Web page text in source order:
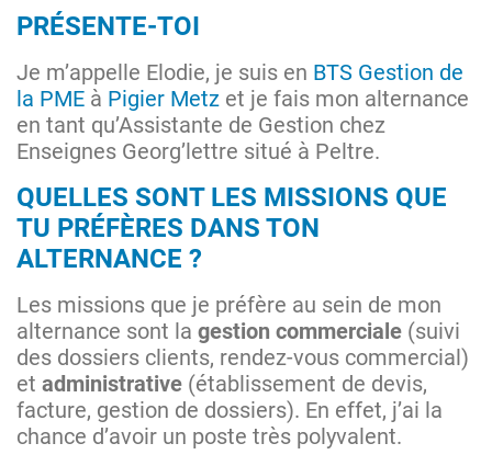
PRÉSENTE-TOI
Je m’appelle Elodie, je suis en BTS Gestion de
la PME à Pigier Metz et je fais mon alternance
en tant qu’Assistante de Gestion chez
Enseignes Georg’lettre situé à Peltre.
QUELLES SONT LES MISSIONS QUE
TU PRÉFÈRES DANS TON
ALTERNANCE ?
Les missions que je préfère au sein de mon
alternance sont la gestion commerciale (suivi
des dossiers clients, rendez-vous commercial)
et administrative (établissement de devis,
facture, gestion de dossiers). En effet, j’ai la
chance d’avoir un poste très polyvalent.